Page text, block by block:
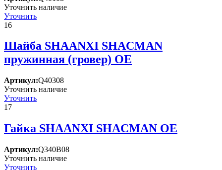
Уточнить наличие
Уточнить
16
Шайба SHAANXI SHACMAN
пружинная (гровер) OE
Артикул:Q40308
Уточнить наличие
Уточнить
17
Гайка SHAANXI SHACMAN OE
Артикул:Q340B08
Уточнить наличие
Уточнить